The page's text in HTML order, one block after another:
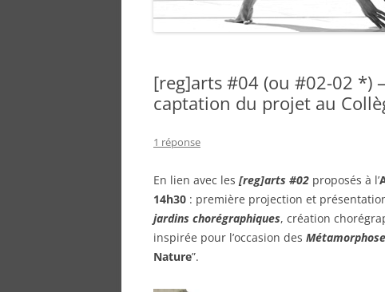
[reg]arts #04 (ou #02-02 *)
captation du projet au
1 réponse
En lien avec les [reg]arts #02 proposés à l’
14h30 : première projection et
jardins chorégraphiques, création
inspirée pour l’occasion des
Nature”.